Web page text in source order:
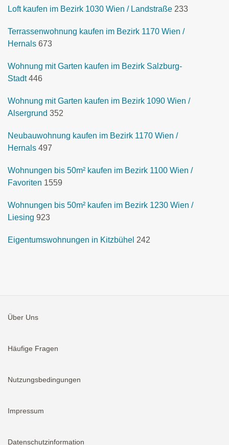
Loft kaufen im Bezirk 1030 Wien / Landstraße 233
Terrassenwohnung kaufen im Bezirk 1170 Wien /
Hernals 673
Wohnung mit Garten kaufen im Bezirk Salzburg-
Stadt 446
Wohnung mit Garten kaufen im Bezirk 1090 Wien /
Alsergrund 352
Neubauwohnung kaufen im Bezirk 1170 Wien /
Hernals 497
Wohnungen bis 50m² kaufen im Bezirk 1100 Wien /
Favoriten 1559
Wohnungen bis 50m² kaufen im Bezirk 1230 Wien /
Liesing 923
Eigentumswohnungen in Kitzbühel 242
Über Uns
Häufige Fragen
Nutzungsbedingungen
Impressum
Datenschutzinformation